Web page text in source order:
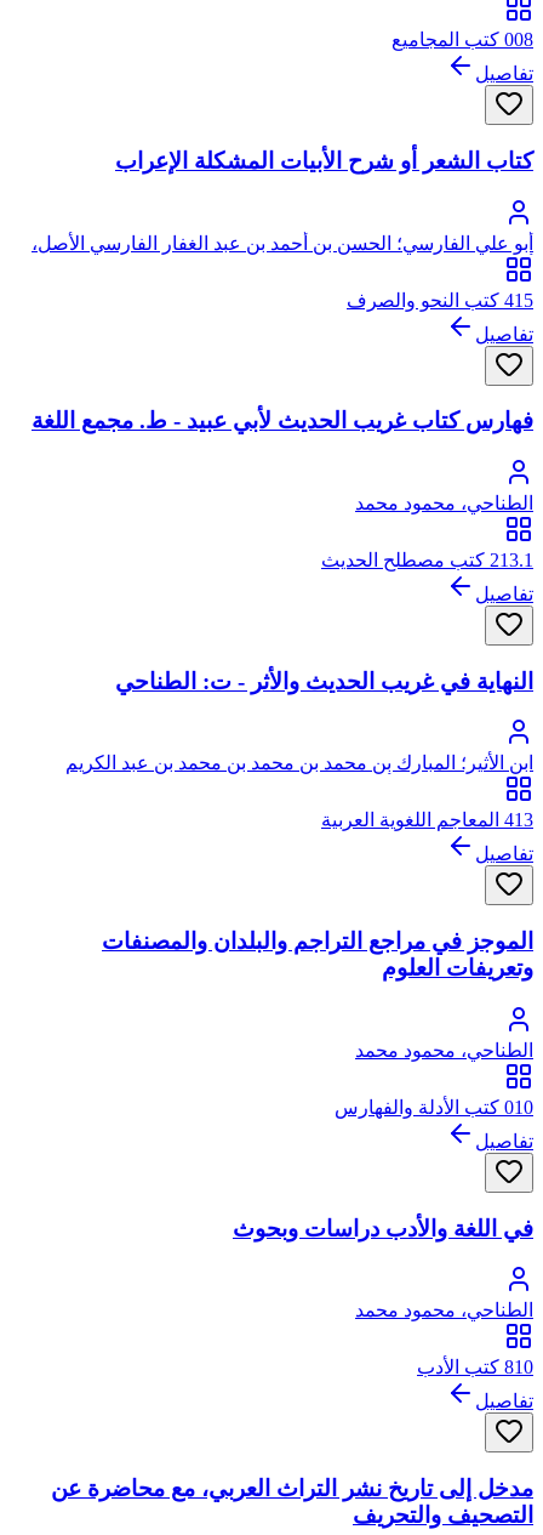
008 كتب المجاميع
تفاصيل
كتاب الشعر أو شرح الأبيات المشكلة الإعراب
أبو علي الفارسي؛ الحسن بن أحمد بن عبد الغفار الفارسي الأصل،
أبو علي
415 كتب النحو والصرف
تفاصيل
فهارس كتاب غريب الحديث لأبي عبيد - ط. مجمع اللغة
الطناحي، محمود محمد
213.1 كتب مصطلح الحديث
تفاصيل
النهاية في غريب الحديث والأثر - ت: الطناحي
ابن الأثير؛ المبارك بن محمد بن محمد بن محمد بن عبد الكريم
الشيباني الجزري، أبو السعادات، مجد الدين
413 المعاجم اللغوية العربية
تفاصيل
الموجز في مراجع التراجم والبلدان والمصنفات
وتعريفات العلوم
الطناحي، محمود محمد
010 كتب الأدلة والفهارس
تفاصيل
في اللغة والأدب دراسات وبحوث
الطناحي، محمود محمد
810 كتب الأدب
تفاصيل
مدخل إلى تاريخ نشر التراث العربي، مع محاضرة عن
التصحيف والتحريف